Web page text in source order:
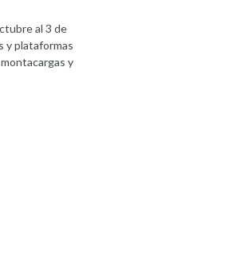
al 3 de
y plataformas
y